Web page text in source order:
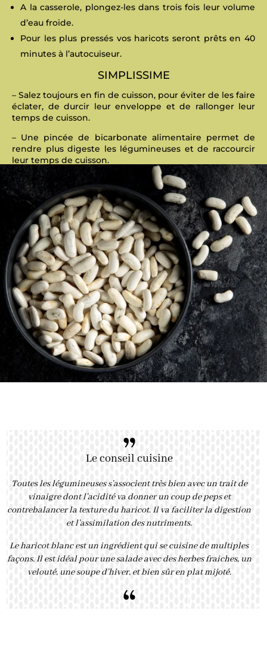
A la casserole, plongez-les dans trois fois leur volume
d’eau froide.
Pour les plus pressés vos haricots seront prêts en 40
minutes à l’autocuiseur.
SIMPLISSIME
– Salez toujours en fin de cuisson, pour éviter de les faire
éclater, de durcir leur enveloppe et de rallonger leur
temps de cuisson.
– Une pincée de bicarbonate alimentaire permet de
rendre plus digeste les légumineuses et de raccourcir
leur temps de cuisson.
– Un bouillon d’herbes aromatiques à base de thym,
origan ou sarriette, laurier… facilite la digestion des
légumes secs et parfume agréablement vos
préparations.
Suivez les conseils de Chef Philippe pour les cuissonset
techniques de trempage des graines !
”
Le conseil cuisine
Toutes les légumineuses s’associent très bien avec un trait de
vinaigre dont l’acidité va donner un coup de peps et
contrebalancer la texture du haricot. Il va faciliter la digestion
et l’assimilation des nutriments.
Le haricot blanc est un ingrédient qui se cuisine de multiples
façons. Il est idéal pour une salade avec des herbes fraiches, un
velouté, une soupe d’hiver, et bien sûr en plat mijoté.
“